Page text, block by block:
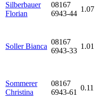
Silberbauer
Florian
08167
6943-44
1.07
Soller Bianca
08167
6943-33
1.01
Sommerer
Christina
08167
6943-61
0.11